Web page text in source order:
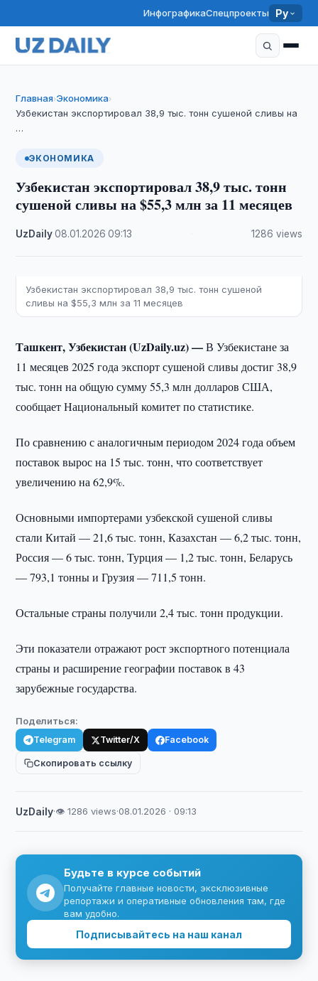
ИнфографикаСпецпроекты Ру
Главная›Экономика›
Узбекистан экспортировал 38,9 тыс. тонн сушеной сливы на
…
ЭКОНОМИКА
Узбекистан экспортировал 38,9 тыс. тонн
сушеной сливы на $55,3 млн за 11 месяцев
UzDaily·08.01.2026 ·09:13 1286 views
Узбекистан экспортировал 38,9 тыс. тонн сушеной
сливы на $55,3 млн за 11 месяцев
Ташкент, Узбекистан (UzDaily.uz) —В Узбекистане за
11 месяцев 2025 года экспорт сушеной сливы достиг 38,9
тыс. тонн на общую сумму 55,3 млн долларов США,
сообщает Национальный комитет по статистике.
По сравнению с аналогичным периодом 2024 года объем
поставок вырос на 15 тыс. тонн, что соответствует
увеличению на 62,9%.
Основными импортерами узбекской сушеной сливы
стали Китай — 21,6 тыс. тонн, Казахстан — 6,2 тыс. тонн,
Россия — 6 тыс. тонн, Турция — 1,2 тыс. тонн, Беларусь
— 793,1 тонны и Грузия — 711,5 тонн.
Остальные страны получили 2,4 тыс. тонн продукции.
Эти показатели отражают рост экспортного потенциала
страны и расширение географии поставок в 43
зарубежные государства.
Поделиться:
Telegram Twitter/X Facebook
Скопировать ссылку
UzDaily·👁 1286 views·08.01.2026 · 09:13
Будьте в курсе событий
Получайте главные новости, эксклюзивные
репортажи и оперативные обновления там, где
вам удобно.
Подписывайтесь на наш канал